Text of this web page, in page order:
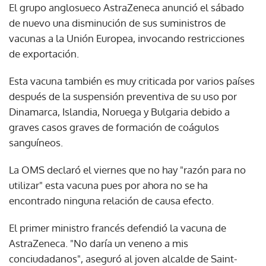
El grupo anglosueco AstraZeneca anunció el sábado
de nuevo una disminución de sus suministros de
vacunas a la Unión Europea, invocando restricciones
de exportación.
Esta vacuna también es muy criticada por varios países
después de la suspensión preventiva de su uso por
Dinamarca, Islandia, Noruega y Bulgaria debido a
graves casos graves de formación de coágulos
sanguíneos.
La OMS declaró el viernes que no hay "razón para no
utilizar" esta vacuna pues por ahora no se ha
encontrado ninguna relación de causa efecto.
El primer ministro francés defendió la vacuna de
AstraZeneca. "No daría un veneno a mis
conciudadanos", aseguró al joven alcalde de Saint-